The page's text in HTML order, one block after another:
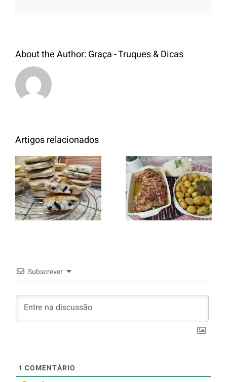
About the Author:Graça - Truques & Dicas
Artigos relacionados
Panquecas
com Oreo
Entrecosto
italiano c/
batata a
murro e
Subscrever
1 COMENTÁRIO